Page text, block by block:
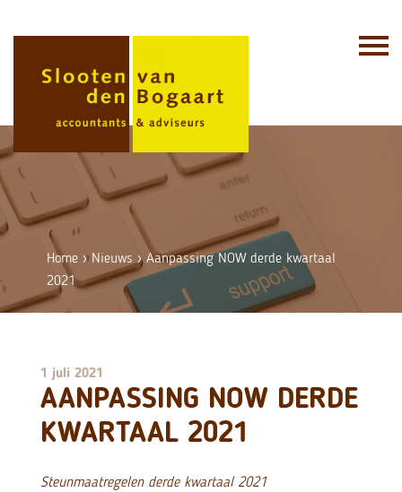
Home › Nieuws ›Aanpassing NOW derde kwartaal
2021
1 juli 2021
AANPASSING NOW DERDE
KWARTAAL 2021
Steunmaatregelen derde kwartaal 2021